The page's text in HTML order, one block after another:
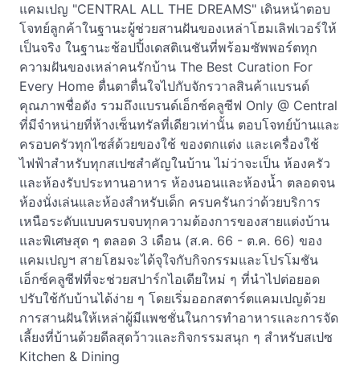
แคมเปญ "CENTRAL ALL THE DREAMS" เดินหน้าตอบ
โจทย์ลูกค้าในฐานะผู้ช่วยสานฝันของเหล่าโฮมเลิฟเวอร์ให้
เป็นจริง ในฐานะช้อปปิ้งเดสติเนชันที่พร้อมซัพพอร์ตทุก
ความฝันของเหล่าคนรักบ้าน The Best Curation For
Every Home ตื่นตาตื่นใจไปกับจักรวาลสินค้าแบรนด์
คุณภาพชื่อดัง รวมถึงแบรนด์เอ็กซ์คลูซีฟ Only @ Central
ที่มีจำหน่ายที่ห้างเซ็นทรัลที่เดียวเท่านั้น ตอบโจทย์บ้านและ
ครอบครัวทุกไซส์ด้วยของใช้ ของตกแต่ง และเครื่องใช้
ไฟฟ้าสำหรับทุกสเปซสำคัญในบ้าน ไม่ว่าจะเป็น ห้องครัว
และห้องรับประทานอาหาร ห้องนอนและห้องน้ำ ตลอดจน
ห้องนั่งเล่นและห้องสำหรับเด็ก ครบครันกว่าด้วยบริการ
เหนือระดับแบบครบจบทุกความต้องการของสายแต่งบ้าน
และพิเศษสุด ๆ ตลอด 3 เดือน (ส.ค. 66 - ต.ค. 66) ของ
แคมเปญฯ สายโฮมจะได้จุใจกับกิจกรรมและโปรโมชัน
เอ็กซ์คลูซีฟที่จะช่วยสปาร์กไอเดียใหม่ ๆ ที่นำไปต่อยอด
ปรับใช้กับบ้านได้ง่าย ๆ โดยเริ่มออกสตาร์ตแคมเปญด้วย
การสานฝันให้เหล่าผู้มีแพชชั่นในการทำอาหารและการจัด
เลี้ยงที่บ้านด้วยดีลสุดว้าวและกิจกรรมสนุก ๆ สำหรับสเปซ
Kitchen & Dining